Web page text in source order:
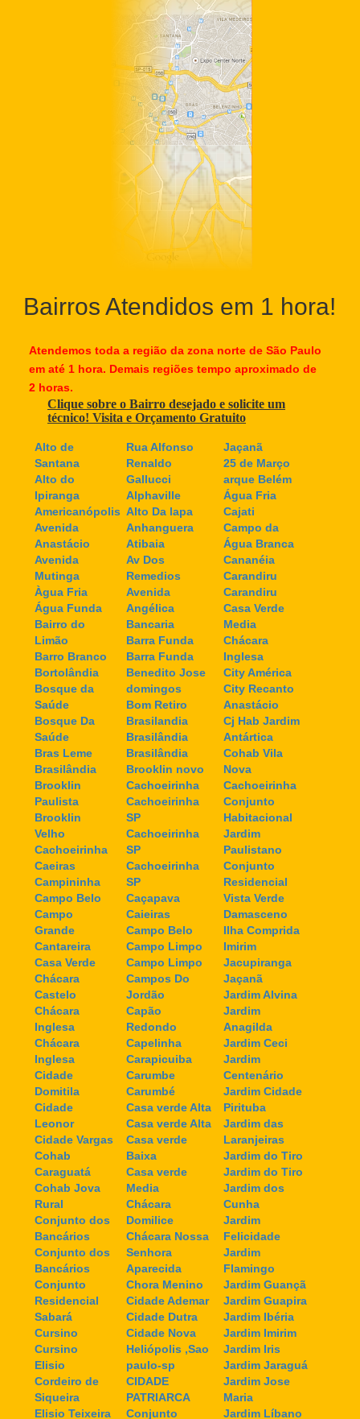
Bairros Atendidos em 1 hora!
Atendemos toda a região da zona norte de São Paulo
em até 1 hora. Demais regiões tempo aproximado de
2 horas.
Clique sobre o Bairro desejado e solicite um
técnico! Visita e Orçamento Gratuito
Alto de
Santana
Alto do
Ipiranga
Americanópolis
Avenida
Anastácio
Avenida
Mutinga
Àgua Fria
Água Funda
Bairro do
Limão
Barro Branco
Bortolândia
Bosque da
Saúde
Bosque Da
Saúde
Bras Leme
Brasilândia
Brooklin
Paulista
Brooklin
Velho
Cachoeirinha
Caeiras
Campininha
Campo Belo
Campo
Grande
Cantareira
Casa Verde
Chácara
Castelo
Chácara
Inglesa
Chácara
Inglesa
Cidade
Domitila
Cidade
Leonor
Cidade Vargas
Cohab
Caraguatá
Cohab Jova
Rural
Conjunto dos
Bancários
Conjunto dos
Bancários
Conjunto
Residencial
Sabará
Cursino
Cursino
Elisio
Cordeiro de
Siqueira
Elisio Teixeira
Rua Alfonso
Renaldo
Gallucci
Alphaville
Alto Da lapa
Anhanguera
Atibaia
Av Dos
Remedios
Avenida
Angélica
Bancaria
Barra Funda
Barra Funda
Benedito Jose
domingos
Bom Retiro
Brasilandia
Brasilândia
Brasilândia
Brooklin novo
Cachoeirinha
Cachoeirinha
SP
Cachoeirinha
SP
Cachoeirinha
SP
Caçapava
Caieiras
Campo Belo
Campo Limpo
Campo Limpo
Campos Do
Jordão
Capão
Redondo
Capelinha
Carapicuiba
Carumbe
Carumbé
Casa verde Alta
Casa verde Alta
Casa verde
Baixa
Casa verde
Media
Chácara
Domilice
Chácara Nossa
Senhora
Aparecida
Chora Menino
Cidade Ademar
Cidade Dutra
Cidade Nova
Heliópolis ,Sao
paulo-sp
CIDADE
PATRIARCA
Conjunto
Jaçanã
25 de Março
arque Belém
Água Fria
Cajati
Campo da
Água Branca
Cananéia
Carandiru
Carandiru
Casa Verde
Media
Chácara
Inglesa
City América
City Recanto
Anastácio
Cj Hab Jardim
Antártica
Cohab Vila
Nova
Cachoeirinha
Conjunto
Habitacional
Jardim
Paulistano
Conjunto
Residencial
Vista Verde
Damasceno
Ilha Comprida
Imirim
Jacupiranga
Jaçanã
Jardim Alvina
Jardim
Anagilda
Jardim Ceci
Jardim
Centenário
Jardim Cidade
Pirituba
Jardim das
Laranjeiras
Jardim do Tiro
Jardim do Tiro
Jardim dos
Cunha
Jardim
Felicidade
Jardim
Flamingo
Jardim Guançã
Jardim Guapira
Jardim Ibéria
Jardim Imirim
Jardim Iris
Jardim Jaraguá
Jardim Jose
Maria
Jardim Líbano